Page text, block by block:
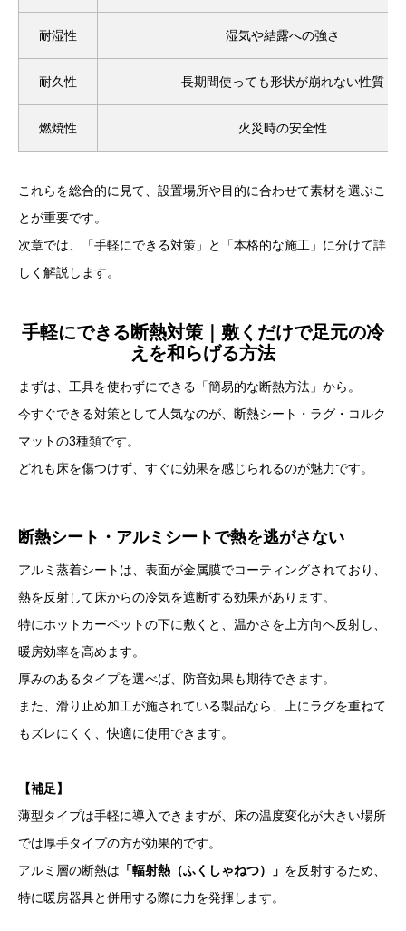
耐湿性 湿気や結露への強さ
耐久性 長期間使っても形状が崩れない性質
燃焼性 火災時の安全性
これらを総合的に見て、設置場所や目的に合わせて素材を選ぶこ
とが重要です。
次章では、「手軽にできる対策」と「本格的な施工」に分けて詳
しく解説します。
手軽にできる断熱対策｜敷くだけで足元の冷
えを和らげる方法
まずは、工具を使わずにできる「簡易的な断熱方法」から。
今すぐできる対策として人気なのが、断熱シート・ラグ・コルク
マットの3種類です。
どれも床を傷つけず、すぐに効果を感じられるのが魅力です。
断熱シート・アルミシートで熱を逃がさない
アルミ蒸着シートは、表面が金属膜でコーティングされており、
熱を反射して床からの冷気を遮断する効果があります。
特にホットカーペットの下に敷くと、温かさを上方向へ反射し、
暖房効率を高めます。
厚みのあるタイプを選べば、防音効果も期待できます。
また、滑り止め加工が施されている製品なら、上にラグを重ねて
もズレにくく、快適に使用できます。
【補足】
薄型タイプは手軽に導入できますが、床の温度変化が大きい場所
では厚手タイプの方が効果的です。
アルミ層の断熱は 「輻射熱（ふくしゃねつ）」 を反射するため、
特に暖房器具と併用する際に力を発揮します。